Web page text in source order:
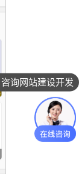
咨询网站建设开发